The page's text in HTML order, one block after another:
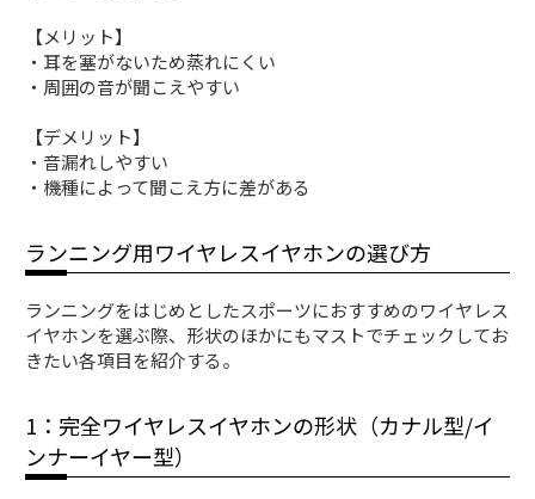
【メリット】
・耳を塞がないため蒸れにくい
・周囲の音が聞こえやすい
【デメリット】
・音漏れしやすい
・機種によって聞こえ方に差がある
ランニング用ワイヤレスイヤホンの選び方
ランニングをはじめとしたスポーツにおすすめのワイヤレス
イヤホンを選ぶ際、形状のほかにもマストでチェックしてお
きたい各項目を紹介する。
1：完全ワイヤレスイヤホンの形状（カナル型/イ
ンナーイヤー型）